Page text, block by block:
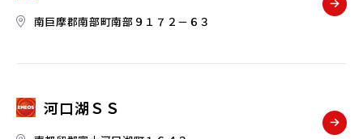
南巨摩郡南部町南部９１７２－６３
河口湖ＳＳ